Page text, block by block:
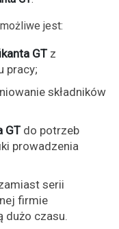
jest:
GT z
pracy;
składników
GT do potrzeb
prowadzenia
serii
firmie
dużo czasu.